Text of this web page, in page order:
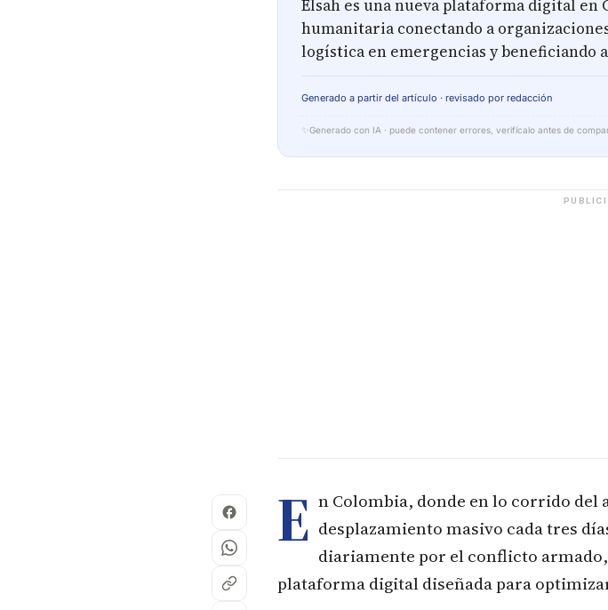
Elsah es una nueva plataforma digital
humanitaria conectando a
logística en emergencias y beneficiando
Generado a partir del artículo · revisado por redacción
✨ Generado con IA · puede contener errores, verifícalo antes de
E n Colombia, donde en lo corrido del
desplazamiento masivo cada tres
diariamente por el conflicto
plataforma digital diseñada para